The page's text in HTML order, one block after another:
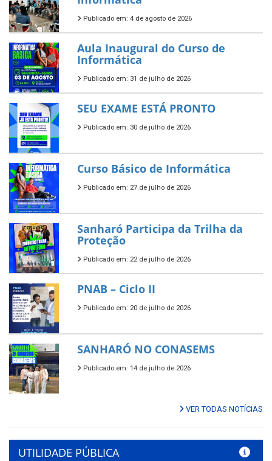
Publicado em: 4 de agosto de 2026
Aula Inaugural do Curso de
Informática
Publicado em: 31 de julho de 2026
SEU EXAME ESTÁ PRONTO
Publicado em: 30 de julho de 2026
Curso Básico de Informática
Publicado em: 27 de julho de 2026
Sanharó Participa da Trilha da
Proteção
Publicado em: 22 de julho de 2026
PNAB – Ciclo II
Publicado em: 20 de julho de 2026
SANHARÓ NO CONASEMS
Publicado em: 14 de julho de 2026
VER TODAS NOTÍCIAS
UTILIDADE PÚBLICA